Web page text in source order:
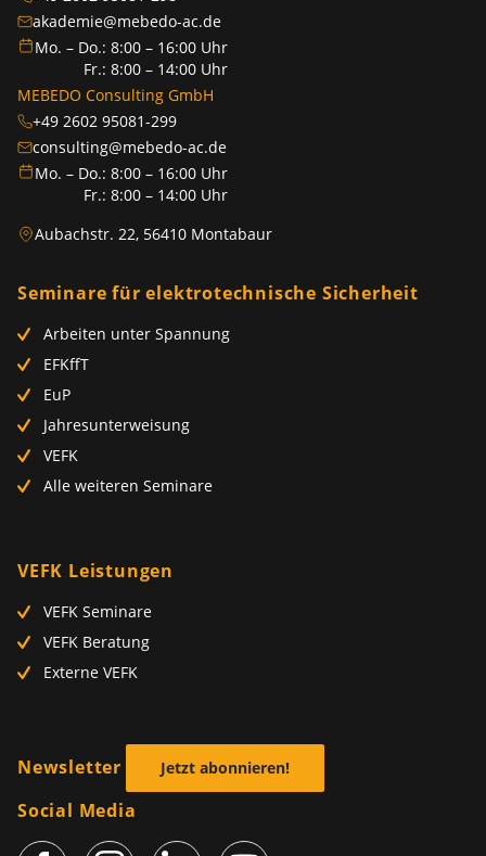
akademie@mebedo-ac.de
Mo. – Do.: 8:00 – 16:00 Uhr
Fr.: 8:00 – 14:00 Uhr
MEBEDO Consulting GmbH
+49 2602 95081-299
consulting@mebedo-ac.de
Mo. – Do.: 8:00 – 16:00 Uhr
Fr.: 8:00 – 14:00 Uhr
Aubachstr. 22, 56410 Montabaur
Seminare für elektrotechnische Sicherheit
Arbeiten unter Spannung
EFKffT
EuP
Jahresunterweisung
VEFK
Alle weiteren Seminare
VEFK Leistungen
VEFK Seminare
VEFK Beratung
Externe VEFK
Newsletter Jetzt abonnieren!
Social Media